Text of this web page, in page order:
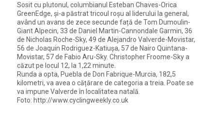
Sosit cu plutonul, columbianul Esteban Chaves-Orica
GreenEdge, și-a păstrat tricoul roșu al liderului la general,
având un avans de zece secunde față de Tom Dumoulin-
Giant Alpecin, 33 de Daniel Martin-Cannondale Garmin, 36
de Nicholas Roche-Sky, 49 de Alejandro Valverde-Movistar,
56 de Joaquin Rodriguez-Katiușa, 57 de Nairo Quintana-
Movistar, 57 de Fabio Aru-Sky. Christopher Froome-Sky a
căzut pe locul 12, la 1,22 minute.
Runda a opta, Puebla de Don Fabrique-Murcia, 182,5
kilometri, va avea o cățărare de categoria a treia. Poate se
va impune Valverde în localitatea natală.
Foto: http://www.cyclingweekly.co.uk